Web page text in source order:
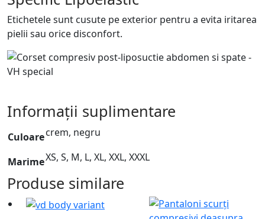
Etichetele sunt cusute pe exterior pentru a evita iritarea
pielii sau orice disconfort.
Informații suplimentare
Culoarecrem, negru
MarimeXS, S, M, L, XL, XXL, XXXL
Produse similare